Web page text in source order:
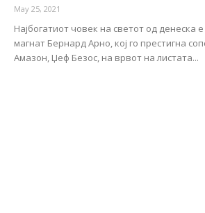
May 25, 2021
Најбогатиот човек на светот од денеска
магнат Бернард Арно, кој го престигна
Амазон, Џеф Безос, на врвот на листата...